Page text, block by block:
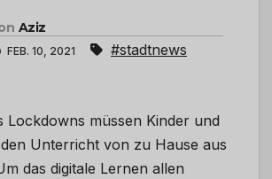
Aziz
FEB. 10, 2021 #stadtnews
Lockdowns müssen Kinder und
Unterricht von zu Hause aus
das digitale Lernen allen